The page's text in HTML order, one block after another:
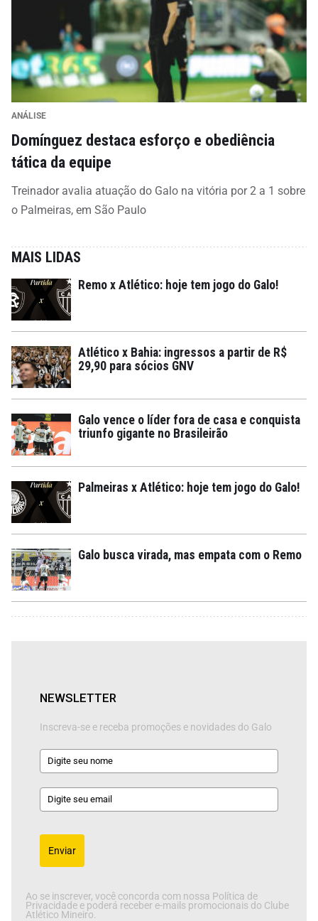
ANÁLISE
Domínguez destaca esforço e obediência
tática da equipe
Treinador avalia atuação do Galo na vitória por 2 a 1 sobre
o Palmeiras, em São Paulo
MAIS LIDAS
Remo x Atlético: hoje tem jogo do Galo!
Atlético x Bahia: ingressos a partir de R$
29,90 para sócios GNV
Galo vence o líder fora de casa e conquista
triunfo gigante no Brasileirão
Palmeiras x Atlético: hoje tem jogo do Galo!
Galo busca virada, mas empata com o Remo
NEWSLETTER
Inscreva-se e receba promoções e novidades do Galo
Enviar
Ao se inscrever, você concorda com nossa Política de
Privacidade e poderá receber e-mails promocionais do Clube
Atlético Mineiro.